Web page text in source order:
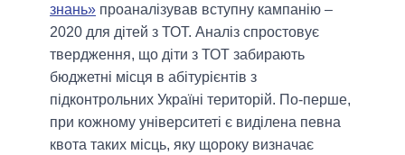
знань» проаналізував вступну кампанію –
2020 для дітей з ТОТ. Аналіз спростовує
твердження, що діти з ТОТ забирають
бюджетні місця в абітурієнтів з
підконтрольних Україні територій. По-перше,
при кожному університеті є виділена певна
квота таких місць, яку щороку визначає